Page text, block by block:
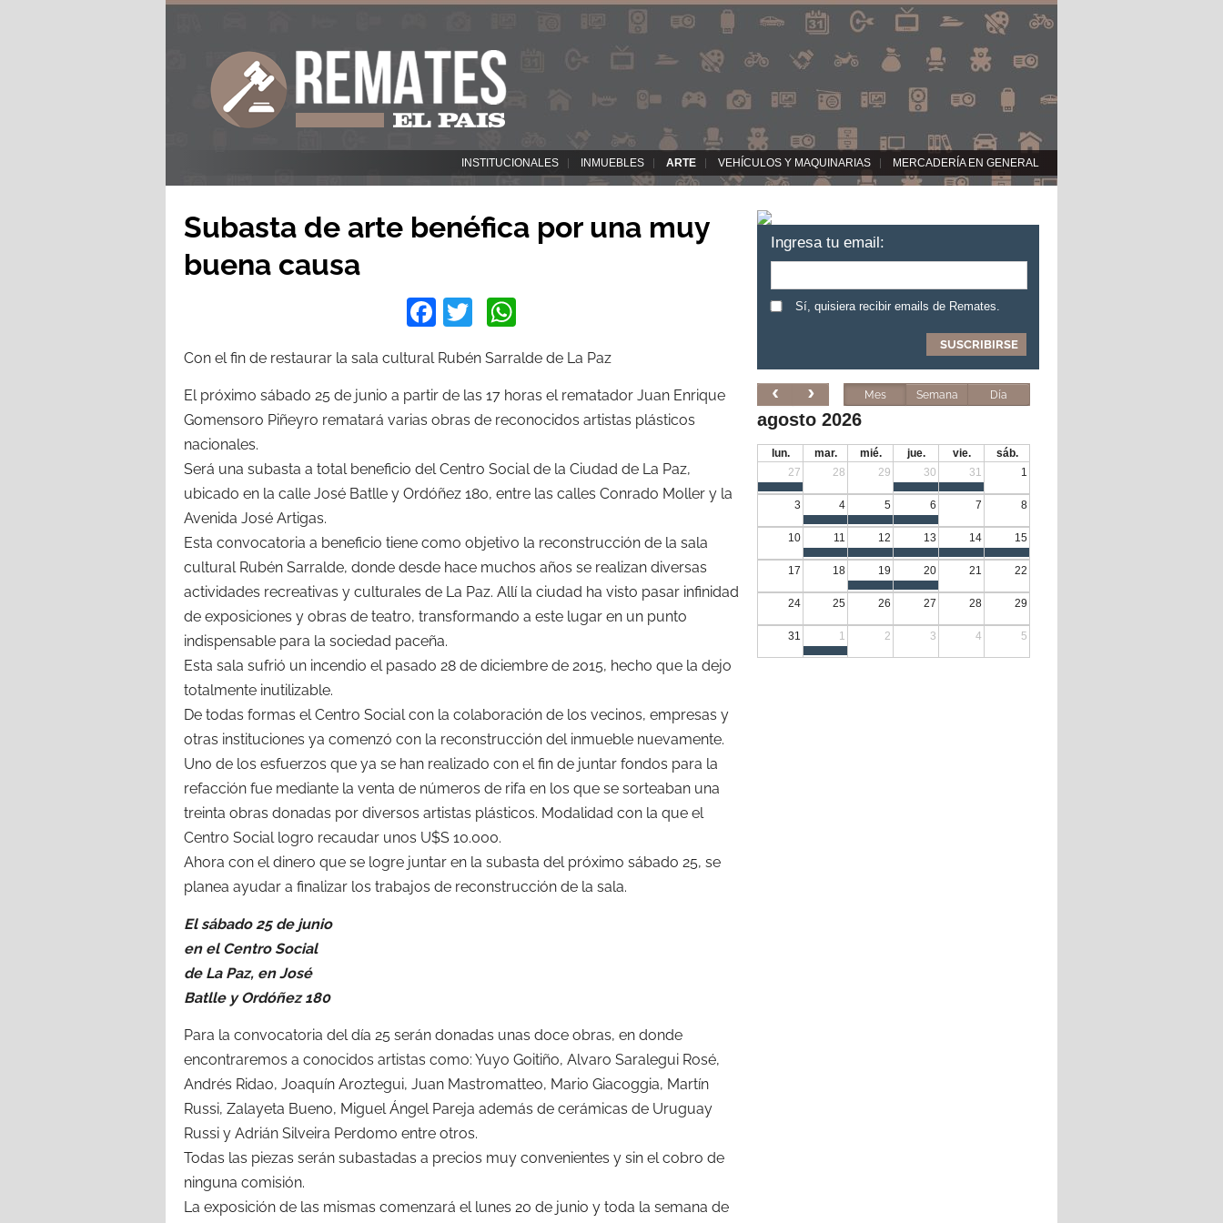
INSTITUCIONALES INMUEBLES ARTE VEHÍCULOS Y MAQUINARIAS MERCADERÍA EN GENERAL
Subasta de arte benéfica por una muy
buena causa
Facebook
Twitter
Con el fin de restaurar la sala cultural Rubén Sarralde de La Paz
El próximo sábado 25 de junio a partir de las 17 horas el rematador Juan Enrique
Gomensoro Piñeyro rematará varias obras de reconocidos artistas plásticos
nacionales.
Será una subasta a total beneficio del Centro Social de la Ciudad de La Paz,
ubicado en la calle José Batlle y Ordóñez 180, entre las calles Conrado Moller y la
Avenida José Artigas.
Esta convocatoria a beneficio tiene como objetivo la reconstrucción de la sala
cultural Rubén Sarralde, donde desde hace muchos años se realizan diversas
actividades recreativas y culturales de La Paz. Allí la ciudad ha visto pasar infinidad
de exposiciones y obras de teatro, transformando a este lugar en un punto
indispensable para la sociedad paceña.
Esta sala sufrió un incendio el pasado 28 de diciembre de 2015, hecho que la dejo
totalmente inutilizable.
De todas formas el Centro Social con la colaboración de los vecinos, empresas y
otras instituciones ya comenzó con la reconstrucción del inmueble nuevamente.
Uno de los esfuerzos que ya se han realizado con el fin de juntar fondos para la
refacción fue mediante la venta de números de rifa en los que se sorteaban una
treinta obras donadas por diversos artistas plásticos. Modalidad con la que el
Centro Social logro recaudar unos U$S 10.000.
Ahora con el dinero que se logre juntar en la subasta del próximo sábado 25, se
planea ayudar a finalizar los trabajos de reconstrucción de la sala.
El sábado 25 de junio
en el Centro Social
de La Paz, en José
Batlle y Ordóñez 180
Para la convocatoria del día 25 serán donadas unas doce obras, en donde
encontraremos a conocidos artistas como: Yuyo Goitiño, Alvaro Saralegui Rosé,
Andrés Ridao, Joaquín Aroztegui, Juan Mastromatteo, Mario Giacoggia, Martín
Russi, Zalayeta Bueno, Miguel Ángel Pareja además de cerámicas de Uruguay
Russi y Adrián Silveira Perdomo entre otros.
Todas las piezas serán subastadas a precios muy convenientes y sin el cobro de
ninguna comisión.
La exposición de las mismas comenzará el lunes 20 de junio y toda la semana de
Ingresa tu email:
Sí, quisiera recibir emails de Remates.
Mes Semana Día
agosto 2026
lun. mar. mié. jue. vie.
sáb.
27
28 29 30 31 1
3 4 5 6 7 8
10 11 12 13 14 15
17 18 19 20 21 22
24 25 26 27 28 29
31 1 2 3 4 5